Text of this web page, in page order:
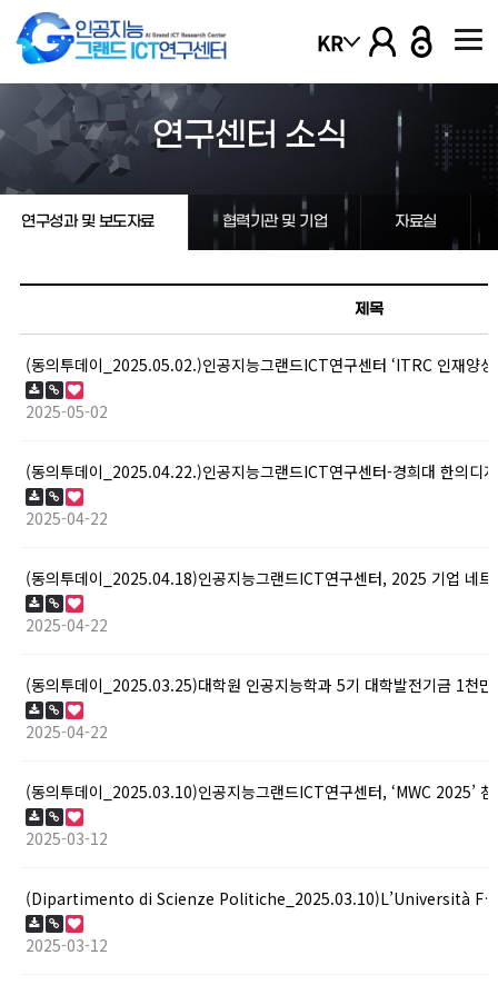
본문 바로가기
KR
열기
열기
열기
연구센터 소식
연구성과 및 보도자료 협력기관 및 기업 자료실
제목
2025-05-02
2025-04-22
2025-04-22
(동의투데이_2025.03.25)대학원 인공지능학과 5기 대학발전기금 1천만
2025-04-22
(동의투데이_2025.03.10)인공지능그랜드ICT연구센터, ‘MWC 2025’
2025-03-12
(Dipartimento di Scienze Politiche_2025.03.10)L’Università F…
2025-03-12